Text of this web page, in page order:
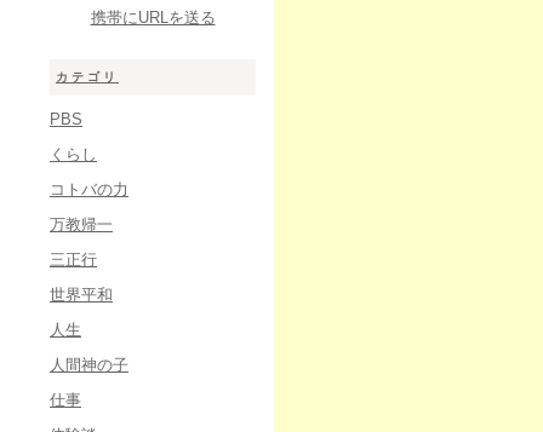
携帯にURLを送る
カテゴリ
PBS
くらし
コトバの力
万教帰一
三正行
世界平和
人生
人間神の子
仕事